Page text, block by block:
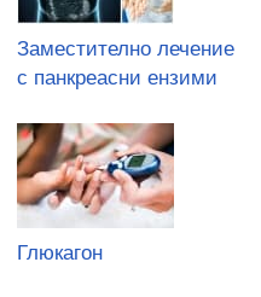
Заместително лечение
с панкреасни ензими
Глюкагон